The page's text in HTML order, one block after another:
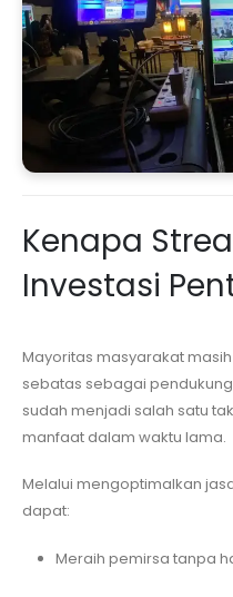
Kenapa
Investasi
Mayoritas masyarakat
sebatas sebagai
sudah menjadi salah satu
manfaat dalam waktu lama.
Melalui mengoptimalkan
dapat:
Meraih pemirsa tanpa